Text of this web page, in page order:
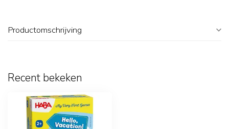
Productomschrijving
Recent bekeken